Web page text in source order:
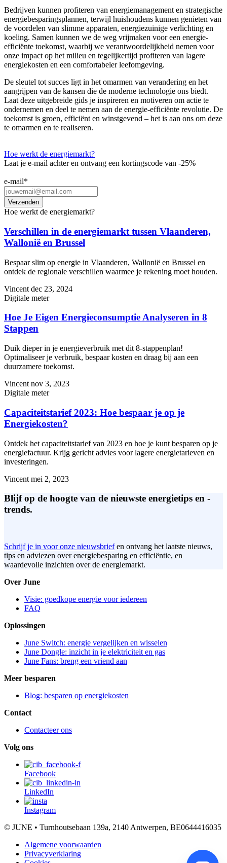
Bedrijven kunnen profiteren van energiemanagement en strategische
energiebesparingsplannen, terwijl huishoudens kunnen genieten van
de voordelen van slimme apparaten, energiezuinige verlichting en
koeling. Samen kunnen we de weg vrijmaken voor een energie-
efficiënte toekomst, waarbij we verantwoordelijkheid nemen voor
onze impact op het milieu en tegelijkertijd profiteren van lagere
energiekosten en een comfortabeler leefomgeving.
De sleutel tot succes ligt in het omarmen van verandering en het
aangrijpen van de kansen die de moderne technologie ons biedt.
Laat deze uitgebreide gids je inspireren en motiveren om actie te
ondernemen en deel te nemen aan de energie-efficiënte revolutie. De
toekomst is groen, efficiënt en winstgevend – het is aan ons om deze
te omarmen en te realiseren.
Hoe werkt de energiemarkt?
Laat je e-mail achter en ontvang een kortingscode van -25%
e-mail*
Hoe werkt de energiemarkt?
Verschillen in de energiemarkt tussen Vlaanderen,
Wallonië en Brussel
Bespaar slim op energie in Vlaanderen, Wallonië en Brussel en
ontdek de regionale verschillen waarmee je rekening moet houden.
Vincent dec 23, 2024
Digitale meter
Hoe Je Eigen Energieconsumptie Analyseren in 8
Stappen
Duik dieper in je energieverbruik met dit 8-stappenplan!
Optimaliseer je verbruik, bespaar kosten en draag bij aan een
duurzamere toekomst.
Vincent nov 3, 2023
Digitale meter
Capaciteitstarief 2023: Hoe bespaar je op je
Energiekosten?
Ontdek het capaciteitstarief van 2023 en hoe je kunt besparen op je
energiefactuur. Krijg gericht advies voor lagere energietarieven en
investeringen.
Vincent mei 2, 2023
Blijf op de hoogte van de nieuwste energietips en -
trends.
Schrijf je in voor onze nieuwsbriefen ontvang het laatste nieuws,
tips en adviezen over energiebesparing en efficiëntie, en
waardevolle inzichten over de energiemarkt.
Over June
Visie: goedkope energie voor iedereen
FAQ
Oplossingen
June Switch: energie vergelijken en wisselen
June Dongle: inzicht in je elektriciteit en gas
June Fans: breng een vriend aan
Meer besparen
Blog: besparen op energiekosten
Contact
Contacteer ons
Volg ons
Facebook
LinkedIn
Instagram
© JUNE • Turnhoutsebaan 139a, 2140 Antwerpen, BE0644416035
Algemene voorwaarden
Privacyverklaring